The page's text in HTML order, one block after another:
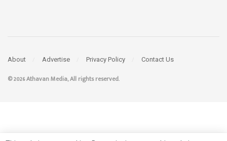
About Advertise Privacy Policy Contact Us
© 2026 Athavan Media, All rights reserved.